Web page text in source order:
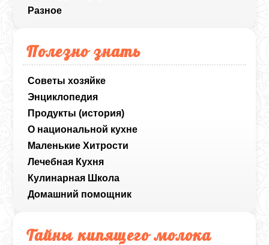
Разное
Полезно знать
Советы хозяйке
Энциклопедия
Продукты (история)
О национальной кухне
Маленькие Хитрости
Лечебная Кухня
Кулинарная Школа
Домашний помощник
Тайны кипящего молока